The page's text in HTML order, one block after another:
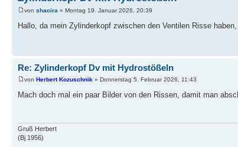
von shacira » Montag 19. Januar 2026, 20:39
Hallo, da mein Zylinderkopf zwischen den Ventilen Risse
Re: Zylinderkopf Dv mit Hydrostößeln
von Herbert Kozuschnik » Donnerstag 5. Februar 2026, 11:43
Mach doch mal ein paar Bilder von den Rissen, damit man
Gruß Herbert
(Bj 1956)